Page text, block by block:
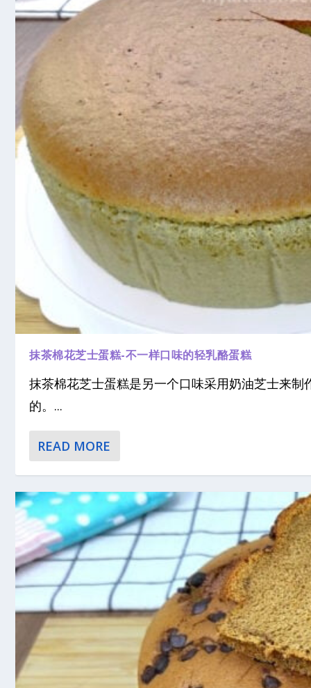
抹茶棉花芝士蛋糕-不一样口味的轻乳酪蛋糕
抹茶棉花芝士蛋糕是另一个口味采用奶油芝士来
的。...
READ MORE